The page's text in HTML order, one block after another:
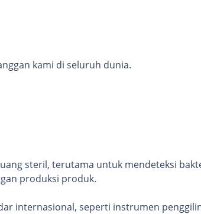
kami di seluruh dunia.
steril, terutama untuk mendeteksi
produksi produk.
internasional, seperti instrumen